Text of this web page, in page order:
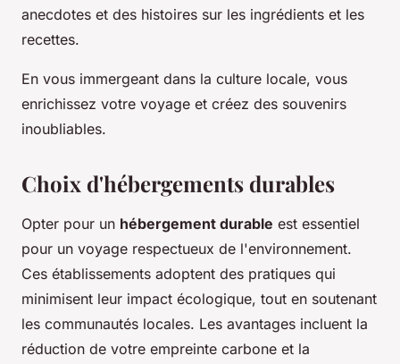
anecdotes et des histoires sur les ingrédients et les
recettes.
En vous immergeant dans la culture locale, vous
enrichissez votre voyage et créez des souvenirs
inoubliables.
Choix d'hébergements durables
Opter pour un hébergement durable est essentiel
pour un voyage respectueux de l'environnement.
Ces établissements adoptent des pratiques qui
minimisent leur impact écologique, tout en soutenant
les communautés locales. Les avantages incluent la
réduction de votre empreinte carbone et la